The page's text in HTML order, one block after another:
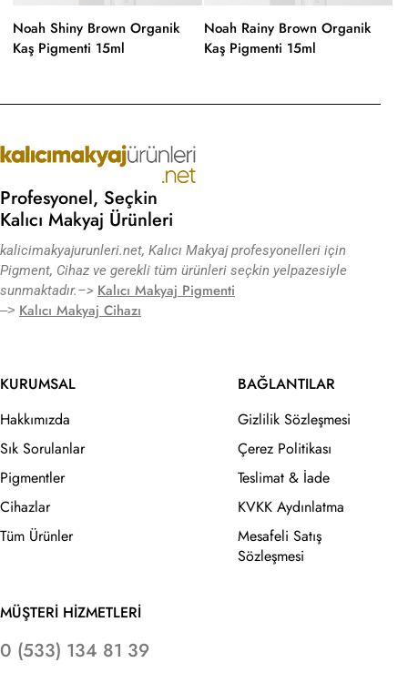
Noah Shiny Brown Organik
Kaş Pigmenti 15ml
Noah Rainy Brown Organik
Kaş Pigmenti 15ml
Profesyonel, Seçkin
Kalıcı Makyaj Ürünleri
kalicimakyajurunleri.net, Kalıcı Makyaj profesyonelleri için
Pigment, Cihaz ve gerekli tüm ürünleri seçkin yelpazesiyle
sunmaktadır.–> Kalıcı Makyaj Pigmenti
–> Kalıcı Makyaj Cihazı
KURUMSAL
Hakkımızda
Sık Sorulanlar
Pigmentler
Cihazlar
Tüm Ürünler
BAĞLANTILAR
Gizlilik Sözleşmesi
Çerez Politikası
Teslimat & İade
KVKK Aydınlatma
Mesafeli Satış
Sözleşmesi
MÜŞTERİ HİZMETLERİ
0 (533) 134 81 39